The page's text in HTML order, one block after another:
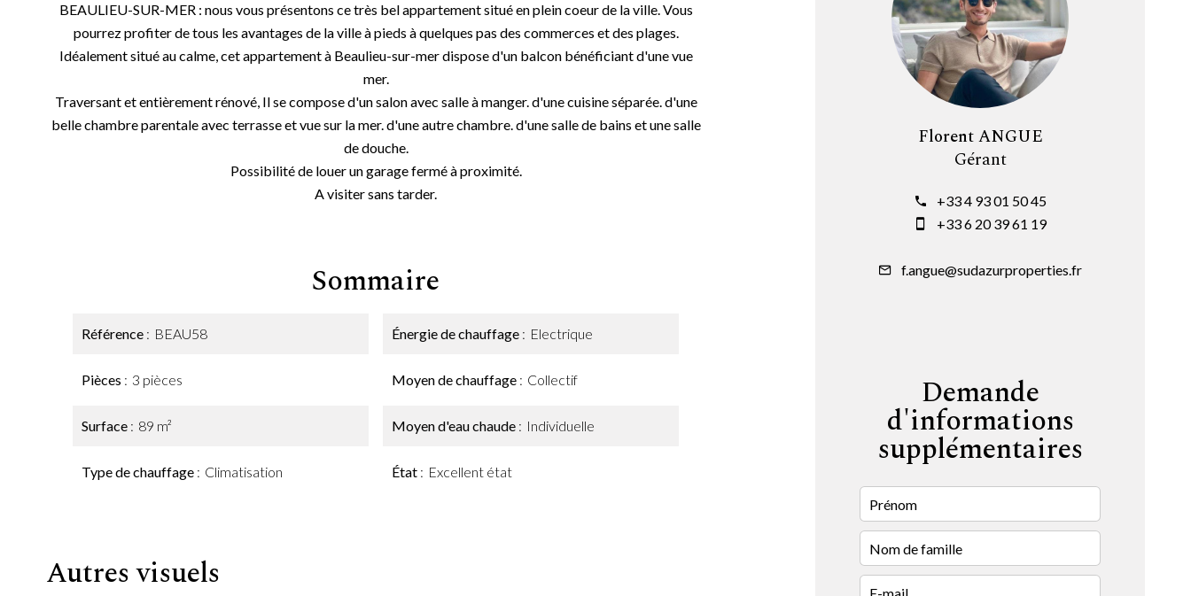
BEAULIEU-SUR-MER : nous vous présentons ce très bel appartement situé en plein coeur de la ville. Vous
pourrez profiter de tous les avantages de la ville à pieds à quelques pas des commerces et des plages.
Idéalement situé au calme, cet appartement à Beaulieu-sur-mer dispose d'un balcon bénéficiant d'une vue
mer.
Traversant et entièrement rénové, Il se compose d'un salon avec salle à manger. d'une cuisine séparée. d'une
belle chambre parentale avec terrasse et vue sur la mer. d'une autre chambre. d'une salle de bains et une salle
de douche.
Possibilité de louer un garage fermé à proximité.
A visiter sans tarder.
Sommaire
Référence BEAU58
Pièces 3 pièces
Surface 89 m²
Type de chauffage Climatisation
Énergie de chauffage Electrique
Moyen de chauffage Collectif
Moyen d'eau chaude Individuelle
État Excellent état
Autres visuels
Florent ANGUE
Gérant
+33 4 93 01 50 45
+33 6 20 39 61 19
f.angue@sudazurproperties.fr
Demande
d'informations
supplémentaires